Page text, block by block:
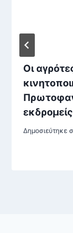
Οι
Δημοσιεύτηκε